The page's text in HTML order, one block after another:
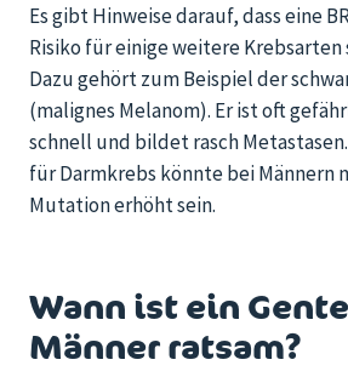
Es gibt Hinweise darauf, dass eine
Risiko für einige weitere Krebsarten
Dazu gehört zum Beispiel der
(malignes Melanom). Er istoft
schnell und bildet rasch Metastasen.
für Darmkrebs könnte bei Männern
Mutation erhöht sein.
Wann ist ein
Männer ratsam?